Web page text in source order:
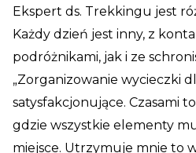
Ekspert ds. Trekkingu jest
Każdy dzień jest inny, z
podróżnikami, jak i ze
„Zorganizowanie wycieczki
satysfakcjonujące. Czasami
gdzie wszystkie elementy
miejsce. Utrzymuje mnie to